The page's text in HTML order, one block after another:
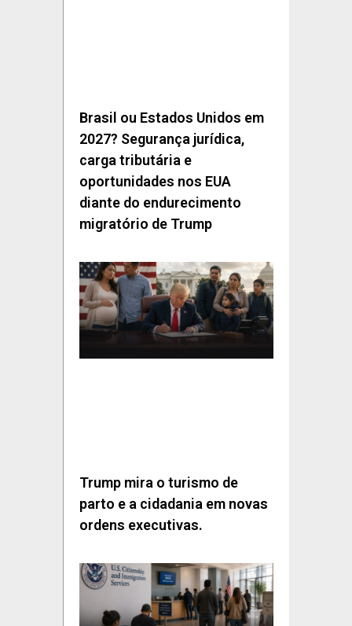
Brasil ou Estados Unidos em
2027? Segurança jurídica,
carga tributária e
oportunidades nos EUA
diante do endurecimento
migratório de Trump
Trump mira o turismo de
parto e a cidadania em novas
ordens executivas.